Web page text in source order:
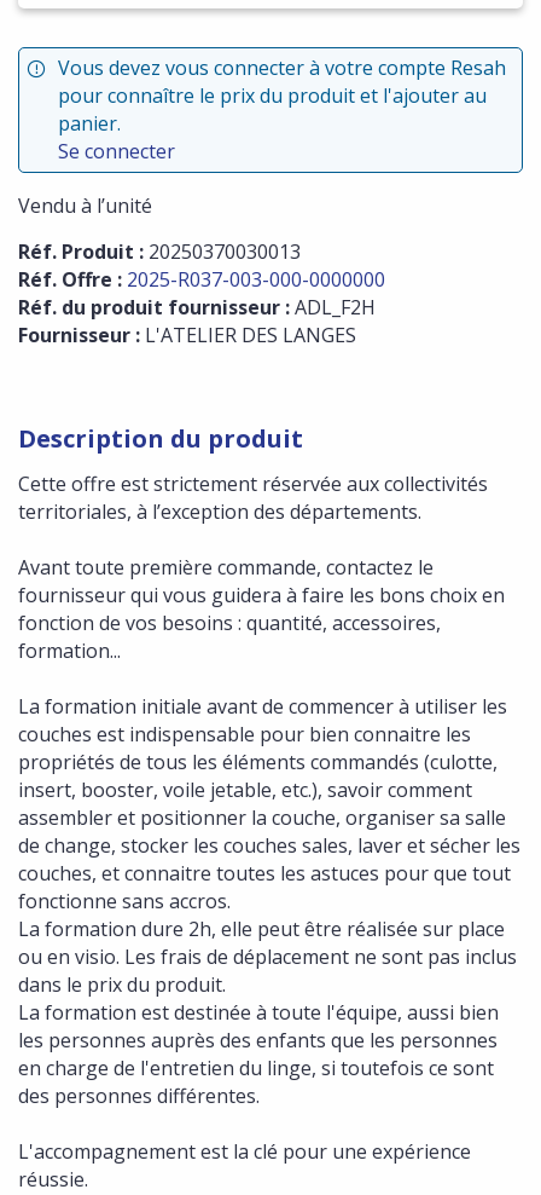
Vous devez vous connecter à votre compte Resah
pour connaître le prix du produit et l'ajouter au
panier.
Se connecter
Vendu à l’unité
Réf. Produit : 20250370030013
Réf. Offre : 2025-R037-003-000-0000000
Réf. du produit fournisseur :ADL_F2H
Fournisseur : L'ATELIER DES LANGES
Description du produit
Cette offre est strictement réservée aux collectivités
territoriales, à l’exception des départements.
Avant toute première commande, contactez le
fournisseur qui vous guidera à faire les bons choix en
fonction de vos besoins : quantité, accessoires,
formation...
La formation initiale avant de commencer à utiliser les
couches est indispensable pour bien connaitre les
propriétés de tous les éléments commandés (culotte,
insert, booster, voile jetable, etc.), savoir comment
assembler et positionner la couche, organiser sa salle
de change, stocker les couches sales, laver et sécher les
couches, et connaitre toutes les astuces pour que tout
fonctionne sans accros.
La formation dure 2h, elle peut être réalisée sur place
ou en visio. Les frais de déplacement ne sont pas inclus
dans le prix du produit.
La formation est destinée à toute l'équipe, aussi bien
les personnes auprès des enfants que les personnes
en charge de l'entretien du linge, si toutefois ce sont
des personnes différentes.
L'accompagnement est la clé pour une expérience
réussie.